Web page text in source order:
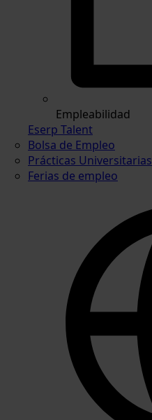
Empleabilidad
Eserp Talent
Bolsa de Empleo
Prácticas Universitarias
Ferias de empleo